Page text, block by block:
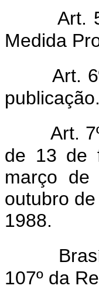
Art.
Medida
Art.
publicação.
Art.
de 13 de
março
outubro
1988.
107º da